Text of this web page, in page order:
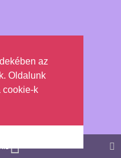
az
Oldalunk
cookie-k